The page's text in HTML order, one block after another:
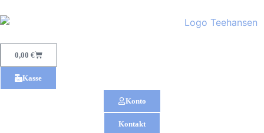
0,00 €
Kasse
Konto
Kontakt